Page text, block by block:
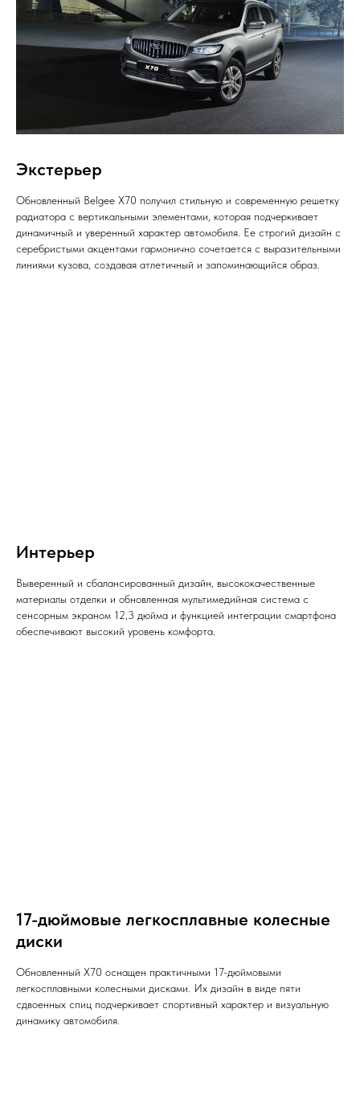
Экстерьер
Обновленный Belgee X70 получил стильную и современную решетку
радиатора c вертикальными элементами, которая подчеркивает
динамичный и уверенный характер автомобиля. Ее строгий дизайн с
серебристыми акцентами гармонично сочетается с выразительными
линиями кузова, создавая атлетичный и запоминающийся образ.
Интерьер
Выверенный и сбалансированный дизайн, высококачественные
материалы отделки и обновленная мультимедийная система с
сенсорным экраном 12,3 дюйма и функцией интеграции смартфона
обеспечивают высокий уровень комфорта.
17-дюймовые легкосплавные колесные
диски
Обновленный X70 оснащен практичными 17-дюймовыми
легкосплавными колесными дисками. Их дизайн в виде пяти
сдвоенных спиц подчеркивает спортивный характер и визуальную
динамику автомобиля.